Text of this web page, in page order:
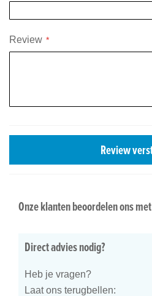
Review
Review
Onze klanten beoordelen ons
Direct advies nodig?
Heb je vragen?
Laat ons terugbellen: